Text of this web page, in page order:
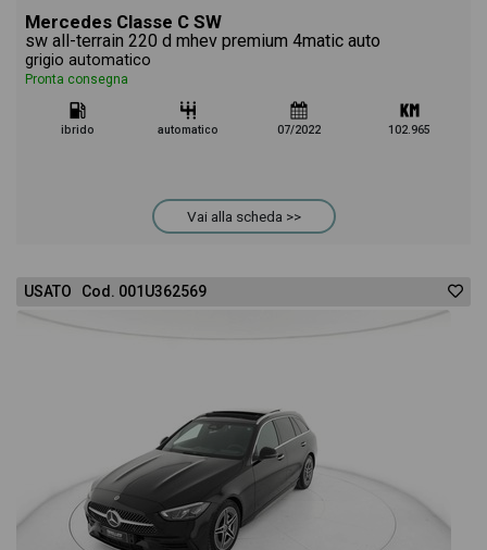
Mercedes Classe C SW
sw all-terrain 220 d mhev premium 4matic auto
grigio automatico
Pronta consegna
ibrido automatico 07/2022 102.965
Vai alla scheda >>
USATO Cod. 001U362569